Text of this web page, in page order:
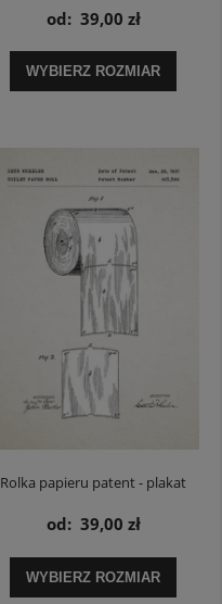
od: 39,00 zł
WYBIERZ ROZMIAR
Rolka papieru patent - plakat
od: 39,00 zł
WYBIERZ ROZMIAR